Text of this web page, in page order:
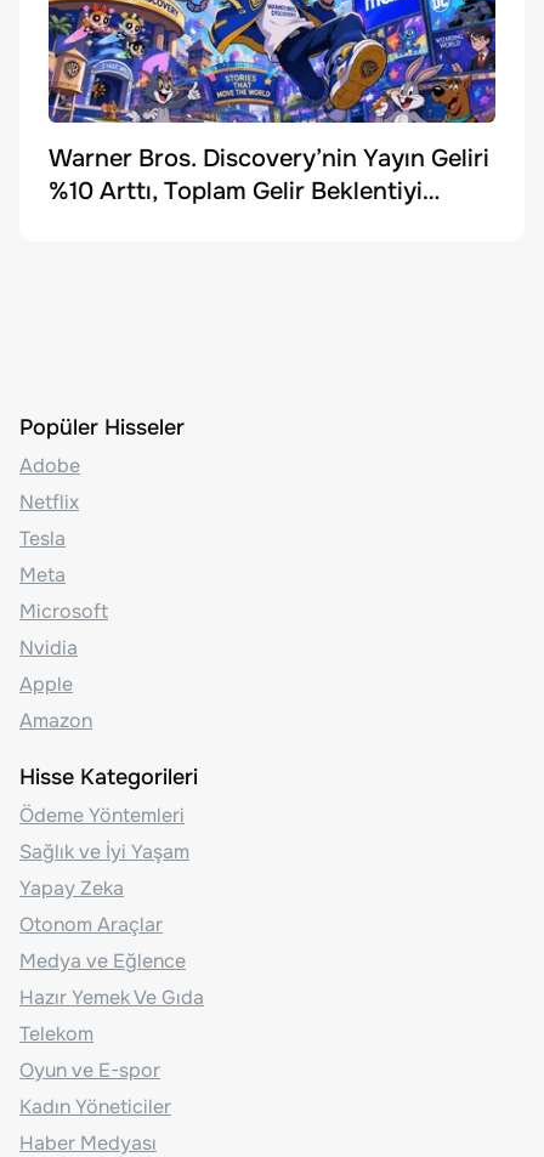
Warner Bros. Discovery’nin Yayın Geliri
%10 Arttı, Toplam Gelir Beklentiyi
Popüler Hisseler
Adobe
Netflix
Tesla
Meta
Microsoft
Nvidia
Apple
Amazon
Hisse Kategorileri
Ödeme Yöntemleri
Sağlık ve İyi Yaşam
Yapay Zeka
Otonom Araçlar
Medya ve Eğlence
Hazır Yemek Ve Gıda
Telekom
Oyun ve E-spor
Kadın Yöneticiler
Haber Medyası